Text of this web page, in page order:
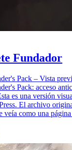
Fundador
Pack – Vista
Pack: acceso
es una versión
El archivo
veía como una